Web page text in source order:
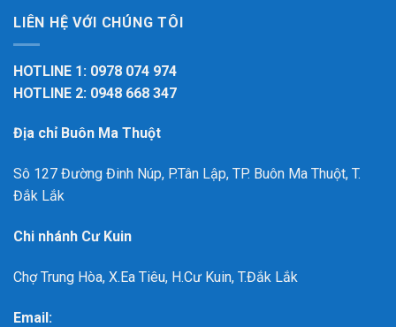
LIÊN HỆ VỚI CHÚNG TÔI
HOTLINE 1: 0978 074 974
HOTLINE 2: 0948 668 347
Địa chỉ Buôn Ma Thuột
Sô 127 Đường Đinh Núp, P.Tân Lập, TP. Buôn Ma Thuột, T.
Đắk Lắk
Chi nhánh Cư Kuin
Chợ Trung Hòa, X.Ea Tiêu, H.Cư Kuin, T.Đắk Lắk
Email: